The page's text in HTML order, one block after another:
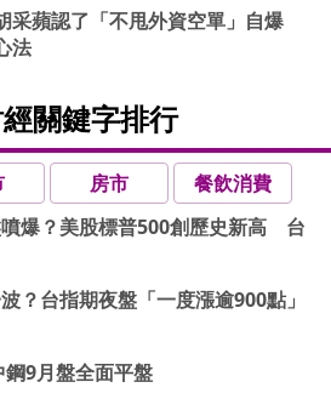
采蘋認了「不甩外資空單」自爆
法
關鍵字排行
房市
餐飲消費
爆？美股標普500創歷史新高 台
？台指期夜盤「一度漲逾900點」
9月盤全面平盤